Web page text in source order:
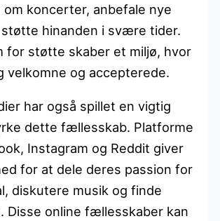
koncerter, anbefale nye
støtte hinanden i svære tider.
for støtte skaber et miljø, hvor
velkomne og accepterede.
har også spillet en vigtig
dette fællesskab. Platforme
Instagram og Reddit giver
for at dele deres passion for
diskutere musik og finde
Disse online fællesskaber kan